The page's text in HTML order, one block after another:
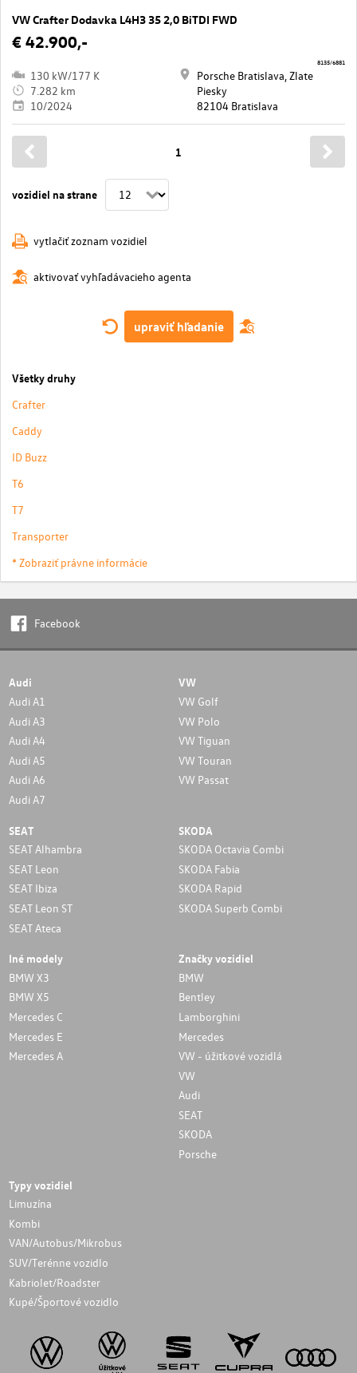
VW Crafter Dodavka L4H3 35 2,0 BiTDI FWD
€ 42.900,-
130 kW/177 K
7.282 km
10/2024
Porsche Bratislava, Zlate
Piesky
82104 Bratislava
8135/6881
vozidiel na strane
1
vytlačiť zoznam vozidiel
aktivovať vyhľadávacieho agenta
upraviť hľadanie
Všetky druhy
Crafter
Caddy
ID Buzz
T6
T7
Transporter
* Zobraziť právne informácie
Facebook
Audi
Audi A1
Audi A3
Audi A4
Audi A5
Audi A6
Audi A7
VW
VW Golf
VW Polo
VW Tiguan
VW Touran
VW Passat
SEAT
SEAT Alhambra
SEAT Leon
SEAT Ibiza
SEAT Leon ST
SEAT Ateca
SKODA
SKODA Octavia Combi
SKODA Fabia
SKODA Rapid
SKODA Superb Combi
Iné modely
BMW X3
BMW X5
Mercedes C
Mercedes E
Mercedes A
Značky vozidiel
BMW
Bentley
Lamborghini
Mercedes
VW - úžitkové vozidlá
VW
Audi
SEAT
SKODA
Porsche
Typy vozidiel
Limuzína
Kombi
VAN/Autobus/Mikrobus
SUV/Terénne vozidlo
Kabriolet/Roadster
Kupé/Športové vozidlo